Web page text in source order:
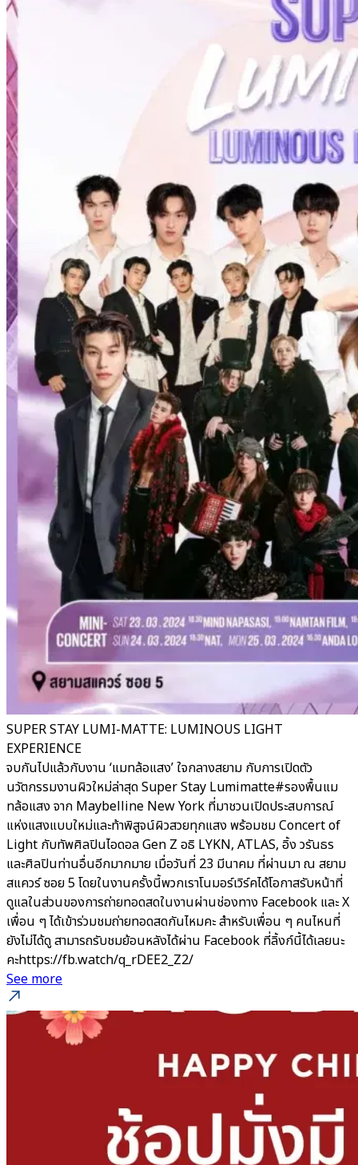
SUPER STAY LUMI-MATTE: LUMINOUS LIGHT
EXPERIENCE
จบกันไปแล้วกับงาน ‘แมทล้อแสง’ ใจกลางสยาม กับการเปิดตัว
นวัตกรรมงานผิวใหม่ล่าสุด Super Stay Lumimatte#รองพื้นแม
ทล้อแสง จาก Maybelline New York ที่มาชวนเปิดประสบการณ์
แห่งแสงแบบใหม่และท้าพิสูจน์ผิวสวยทุกแสง พร้อมชม Concert of
Light กับทัพศิลปินไอดอล Gen Z อธิ LYKN, ATLAS, อิ้ง วรันธร
และศิลปินท่านอื่นอีกมากมาย เมื่อวันที่ 23 มีนาคม ที่ผ่านมา ณ สยาม
สแควร์ ซอย 5 โดยในงานครั้งนี้พวกเราโนมอร์เวิร์คได้โอกาสรับหน้าที่
ดูแลในส่วนของการถ่ายทอดสดในงานผ่านช่องทาง Facebook และ X
เพื่อน ๆ ได้เข้าร่วมชมถ่ายทอดสดกันไหมคะ สำหรับเพื่อน ๆ คนไหนที่
ยังไม่ได้ดู สามารถรับชมย้อนหลังได้ผ่าน Facebook ที่ลิ้งก์นี้ได้เลยนะ
คะhttps://fb.watch/q_rDEE2_Z2/
See more